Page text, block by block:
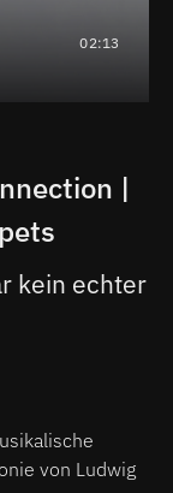
02:13
|
kein echter
von Ludwig